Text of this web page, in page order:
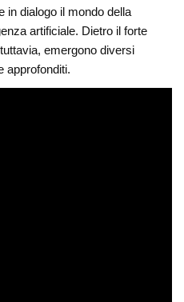
in dialogo il mondo della
artificiale. Dietro il forte
emergono diversi
approfonditi.